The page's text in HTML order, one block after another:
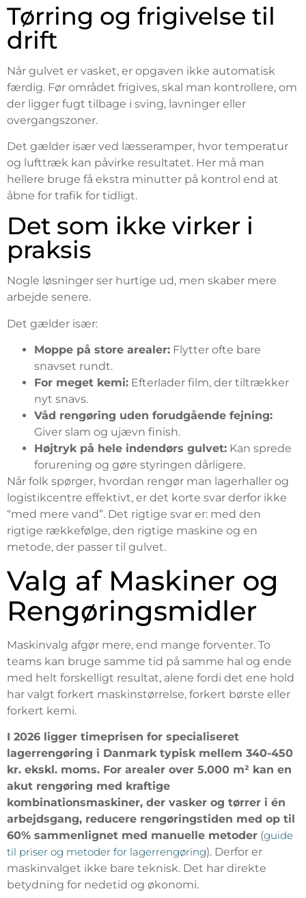
Tørring og frigivelse til
drift
Når gulvet er vasket, er opgaven ikke automatisk
færdig. Før området frigives, skal man kontrollere, om
der ligger fugt tilbage i sving, lavninger eller
overgangszoner.
Det gælder især ved læsseramper, hvor temperatur
og lufttræk kan påvirke resultatet. Her må man
hellere bruge få ekstra minutter på kontrol end at
åbne for trafik for tidligt.
Det som ikke virker i
praksis
Nogle løsninger ser hurtige ud, men skaber mere
arbejde senere.
Det gælder især:
Moppe på store arealer: Flytter ofte bare
snavset rundt.
For meget kemi: Efterlader film, der tiltrækker
nyt snavs.
Våd rengøring uden forudgående fejning:
Giver slam og ujævn finish.
Højtryk på hele indendørs gulvet: Kan sprede
forurening og gøre styringen dårligere.
Når folk spørger, hvordan rengør man lagerhaller og
logistikcentre effektivt, er det korte svar derfor ikke
“med mere vand”. Det rigtige svar er: med den
rigtige rækkefølge, den rigtige maskine og en
metode, der passer til gulvet.
Valg af Maskiner og
Rengøringsmidler
Maskinvalg afgør mere, end mange forventer. To
teams kan bruge samme tid på samme hal og ende
med helt forskelligt resultat, alene fordi det ene hold
har valgt forkert maskinstørrelse, forkert børste eller
forkert kemi.
I 2026 ligger timeprisen for specialiseret
lagerrengøring i Danmark typisk mellem 340-450
kr. ekskl. moms. For arealer over 5.000 m² kan en
akut rengøring med kraftige
kombinationsmaskiner, der vasker og tørrer i én
arbejdsgang, reducere rengøringstiden med op til
60% sammenlignet med manuelle metoder (guide
til priser og metoder for lagerrengøring). Derfor er
maskinvalget ikke bare teknisk. Det har direkte
betydning for nedetid og økonomi.